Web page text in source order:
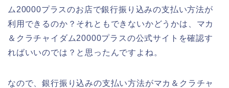
ム20000プラスのお店で銀行振り込みの支払い方法が
利用できるのか？それともできないかどうかは、マカ
＆クラチャイダム20000プラスの公式サイトを確認す
ればいいのでは？と思ったんですよね。
なので、銀行振り込みの支払い方法がマカ＆クラチャ